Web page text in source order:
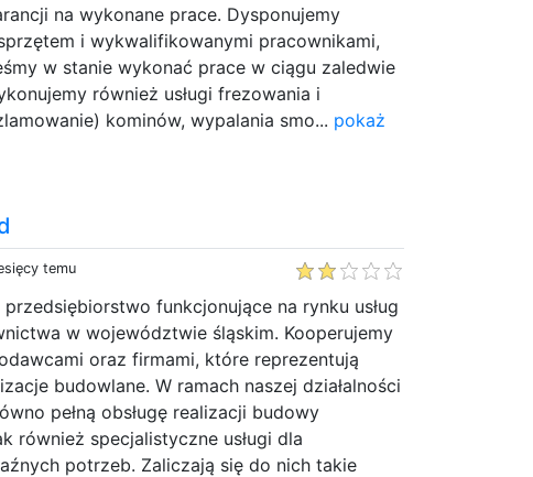
na wykonane prace. Dysponujemy
i wykwalifikowanymi pracownikami,
w stanie wykonać prace w ciągu zaledwie
również usługi frezowania i
kominów, wypalania smo... pokaż
temu
funkcjonujące na rynku usług
w województwie śląskim. Kooperujemy
oraz firmami, które reprezentują
budowlane. W ramach naszej działalności
pełną obsługę realizacji budowy
również specjalistyczne usługi dla
potrzeb. Zaliczają się do nich takie